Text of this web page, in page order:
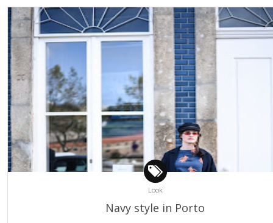
Look
Navy style in Porto